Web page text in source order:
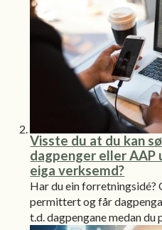
Visste du at du kan
dagpenger eller AAP
eiga verksemd?
Har du ein forretningsidé?
permittert og får
t.d. dagpengane medan du